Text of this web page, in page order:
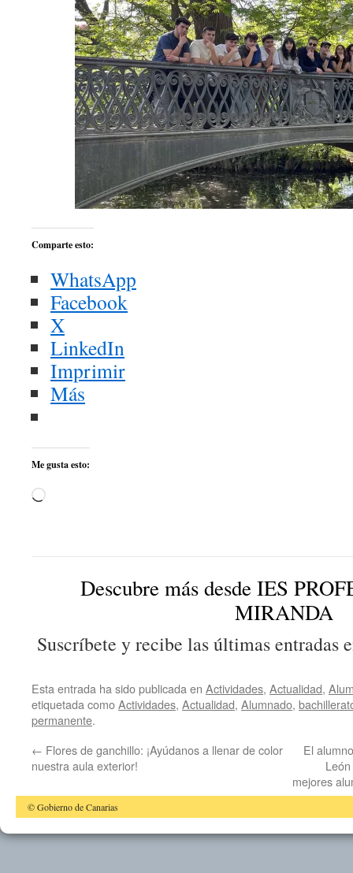
Comparte esto:
WhatsApp
Facebook
X
LinkedIn
Imprimir
Más
Me gusta esto:
Cargando...
Descubre más desde IES
MIRANDA
Suscríbete y recibe las últimas entradas
Esta entrada ha sido publicada en Actividades, Actualidad,
etiquetada comoActividades, Actualidad, Alumnado,
permanente.
← Flores de ganchillo: ¡Ayúdanos a llenar de color
nuestra aula exterior!
El
mejores
© Gobierno de Canarias